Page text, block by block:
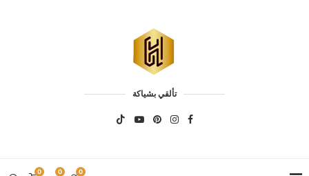
تألقي بشياكة
0 0 0